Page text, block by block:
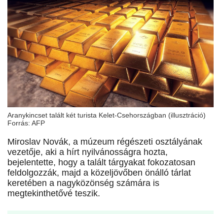
Aranykincset talált két turista Kelet-Csehországban (illusztráció)
Forrás: AFP
Miroslav Novák, a múzeum régészeti osztályának
vezetője, aki a hírt nyilvánosságra hozta,
bejelentette, hogy a talált tárgyakat fokozatosan
feldolgozzák, majd a közeljövőben önálló tárlat
keretében a nagyközönség számára is
megtekinthetővé teszik.